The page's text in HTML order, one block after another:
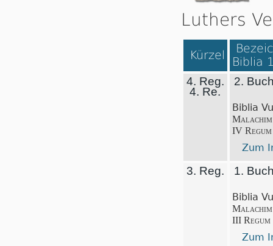
Luthers
Kürzel
Biblia
4. Reg.
4. Re.
2.
Biblia
Malachim
IV Regum
Zum
3. Reg. 1.
Biblia
Malachim
III Regum
Zum